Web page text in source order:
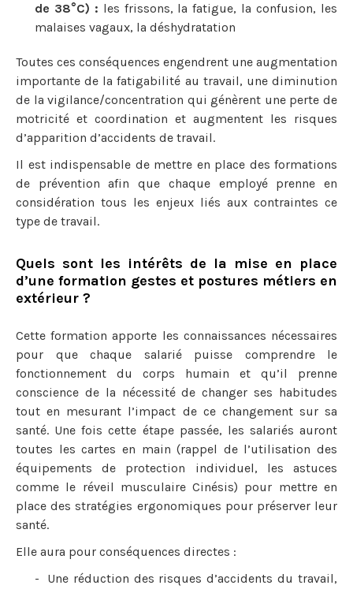
de 38°C) : les frissons, la fatigue, la confusion, les
malaises vagaux, la déshydratation
Toutes ces conséquences engendrent une augmentation
importante de la fatigabilité au travail, une diminution
de la vigilance/concentration qui génèrent une perte de
motricité et coordination et augmentent les risques
d’apparition d’accidents de travail.
Il est indispensable de mettre en place des formations
de prévention afin que chaque employé prenne en
considération tous les enjeux liés aux contraintes ce
type de travail.
Quels sont les intérêts de la mise en place
d’une formation gestes et postures métiers en
extérieur ?
Cette formation apporte les connaissances nécessaires
pour que chaque salarié puisse comprendre le
fonctionnement du corps humain et qu’il prenne
conscience de la nécessité de changer ses habitudes
tout en mesurant l’impact de ce changement sur sa
santé. Une fois cette étape passée, les salariés auront
toutes les cartes en main (rappel de l’utilisation des
équipements de protection individuel, les astuces
comme le réveil musculaire Cinésis) pour mettre en
place des stratégies ergonomiques pour préserver leur
santé.
Elle aura pour conséquences directes :
Une réduction des risques d’accidents du travail,